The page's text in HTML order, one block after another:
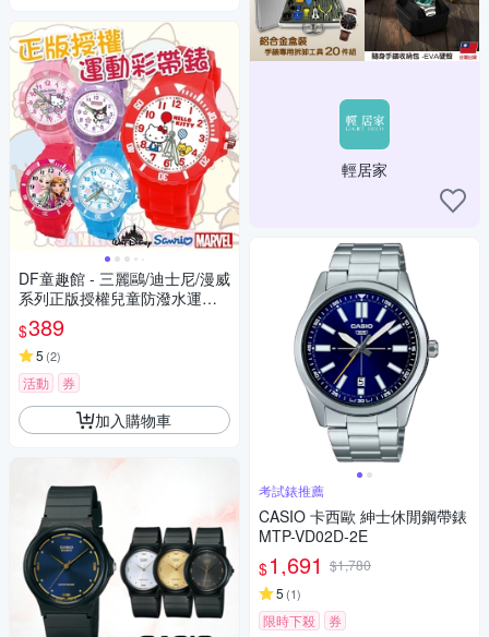
DF童趣館 - 三麗鷗/迪士尼/漫威
系列正版授權兒童防潑水運動
彩帶手錶
$389
5 (2)
活動 券
加入購物車
輕居家
考試錶推薦
CASIO 卡西歐 紳士休閒鋼帶錶
MTP-VD02D-2E
$1,691 $1,780
5 (1)
限時下殺 券